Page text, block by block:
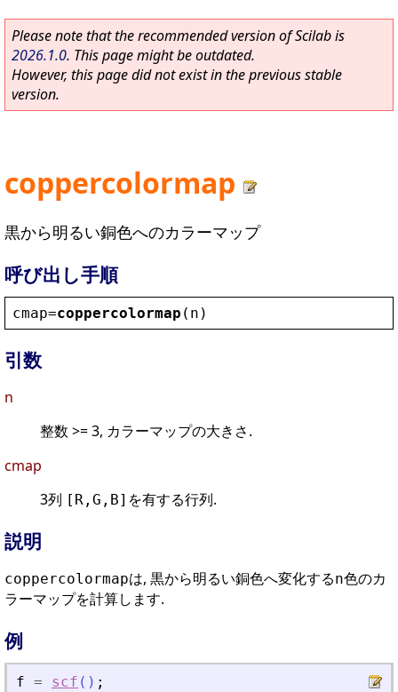
Please note that the recommended version of Scilab is
2026.1.0. This page might be outdated.
However, this page did not exist in the previous stable
version.
coppercolormap
黒から明るい銅色へのカラーマップ
呼び出し手順
cmap=coppercolormap ( n )
引数
n
整数 >= 3, カラーマップの大きさ.
cmap
3列 [R,G,B] を有する行列.
説明
coppercolormapは, 黒から明るい銅色へ変化するn色のカ
ラーマップを計算します.
例
f = scf ( ) ;